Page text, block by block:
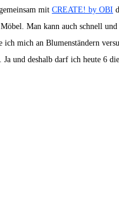
mit CREATE! by OBI
Man kann auch schnell
mich an Blumenständern
und deshalb darf ich heute 6